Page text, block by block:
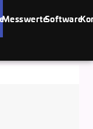
MesswerteSoftware